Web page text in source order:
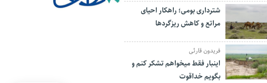
شترداری بومی؛ راهکار احیای
مراتع و کاهش ریزگردها
فریدون قارئی
اینبار فقط میخواهم تشکر کنم و
بگویم خداقوت